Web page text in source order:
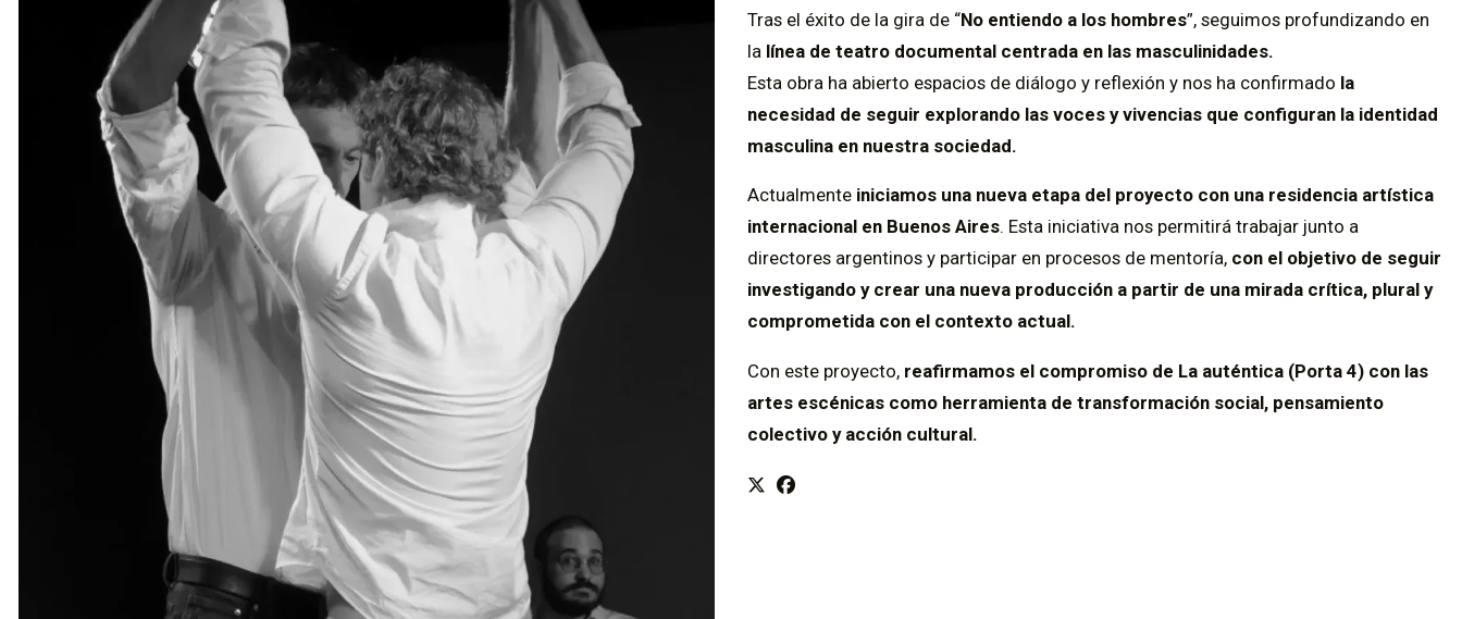
Tras el éxito de la gira de “No entiendo a los hombres”, seguimos profundizando en
la línea de teatro documental centrada en las masculinidades.
Esta obra ha abierto espacios de diálogo y reflexión y nos ha confirmado la
necesidad de seguir explorando las voces y vivencias que configuran la identidad
masculina en nuestra sociedad.
Actualmente iniciamos una nueva etapa del proyecto con una residencia artística
internacional en Buenos Aires. Esta iniciativa nos permitirá trabajar junto a
directores argentinos y participar en procesos de mentoría, con el objetivo de seguir
investigando y crear una nueva producción a partir de una mirada crítica, plural y
comprometida con el contexto actual.
Con este proyecto, reafirmamos el compromiso de La auténtica (Porta 4) con las
artes escénicas como herramienta de transformación social, pensamiento
colectivo y acción cultural.